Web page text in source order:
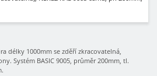
délky 1000mm se zděří zkracovatelná,
Systém BASIC 9005, průměr 200mm, tl.